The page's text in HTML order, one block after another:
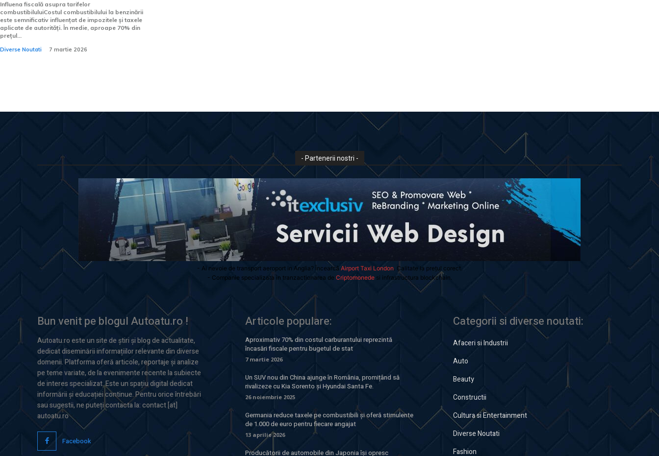
Influena fiscală asupra tarifelor
combustibiluluiCostul combustibilului la benzinării
este semnificativ influențat de impozitele și taxele
aplicate de autorități. În medie, aproape 70% din
prețul...
Diverse Noutati 7 martie 2026
- Partenerii nostri -
- Ai nevoie de transport aeroport in Anglia? Încearcă Airport Taxi London. Calitate la prețul corect.
- Companie specializata in tranzactionarea de Criptomonedesi infrastructura blockchain.
Bun venit pe blogul Autoatu.ro !
Autoatu.ro este un site de știri și blog de actualitate,
dedicat diseminării informațiilor relevante din diverse
domenii. Platforma oferă articole, reportaje și analize
pe teme variate, de la evenimente recente la subiecte
de interes specializat. Este un spațiu digital dedicat
informării și educației continue. Pentru orice întrebări
sau sugestii, ne puteți contacta la: contact [at]
autoatu.ro
Facebook
Articole populare:
Aproximativ 70% din costul carburantului reprezintă
încasări fiscale pentru bugetul de stat
7 martie 2026
Un SUV nou din China ajunge în România, promițând să
rivalizeze cu Kia Sorento și Hyundai Santa Fe.
26 noiembrie 2025
Germania reduce taxele pe combustibili și oferă stimulente
de 1.000 de euro pentru fiecare angajat
13 aprilie 2026
Producătorii de automobile din Japonia își opresc
Categorii si diverse noutati:
Afaceri si Industrii
Auto
Beauty
Constructii
Cultura si Entertainment
Diverse Noutati
Fashion